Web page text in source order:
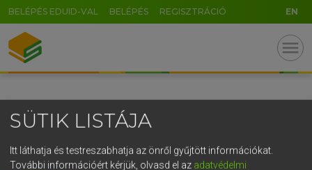
BELÉPÉS EDUID-VAL BELÉPÉS REGISZTRÁCIÓ EN
menu
SÜTIK LISTÁJA
Itt láthatja és testreszabhatja az önről gyűjtött információkat.
További információért kérjük, olvasd el az adatvédelmi
GR
5
g h k l
v b n m , . - AltGr